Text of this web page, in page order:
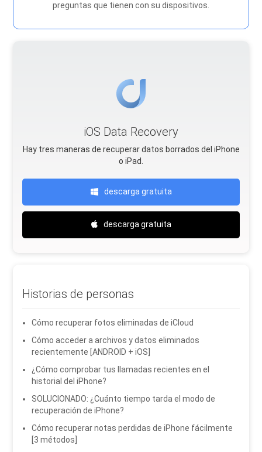
preguntas que tienen con su dispositivos.
iOS Data Recovery
Hay tres maneras de recuperar datos borrados del iPhone
o iPad.
descarga gratuita
descarga gratuita
Historias de personas
Cómo recuperar fotos eliminadas de iCloud
Cómo acceder a archivos y datos eliminados
recientemente [ANDROID + iOS]
¿Cómo comprobar tus llamadas recientes en el
historial del iPhone?
SOLUCIONADO: ¿Cuánto tiempo tarda el modo de
recuperación de iPhone?
Cómo recuperar notas perdidas de iPhone fácilmente
[3 métodos]